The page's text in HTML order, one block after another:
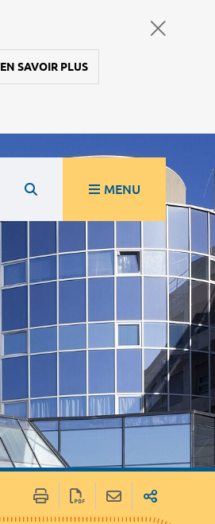
EN SAVOIR PLUS
MENU